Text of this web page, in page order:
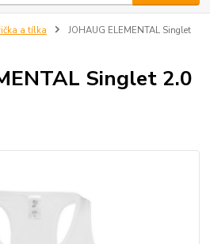
a tílka
JOHAUG ELEMENTAL Singlet
Singlet 2.0